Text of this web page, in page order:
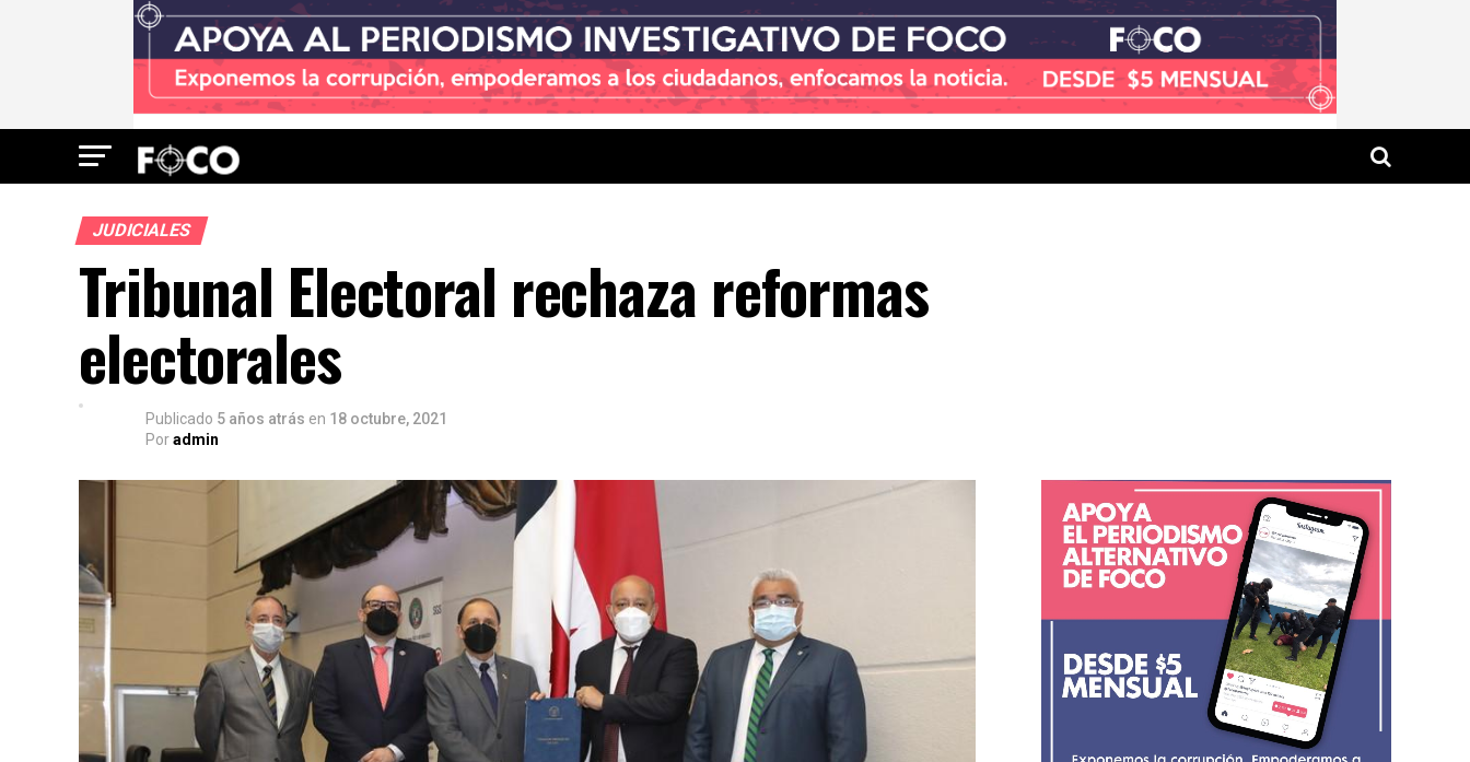
JUDICIALES
Tribunal Electoral rechaza reformas
electorales
Publicado 5 años atrás en 18 octubre, 2021
Poradmin